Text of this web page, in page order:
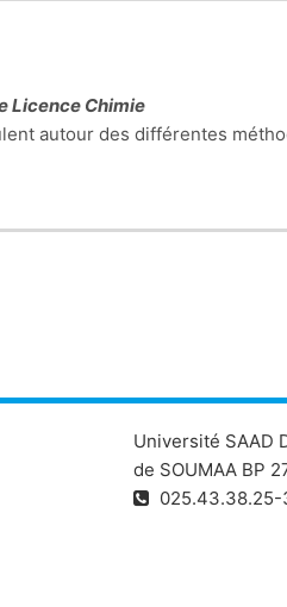
Licence Chimie
autour des différentes
estérification,
Université SAAD
de SOUMAA BP
025.43.38.25-